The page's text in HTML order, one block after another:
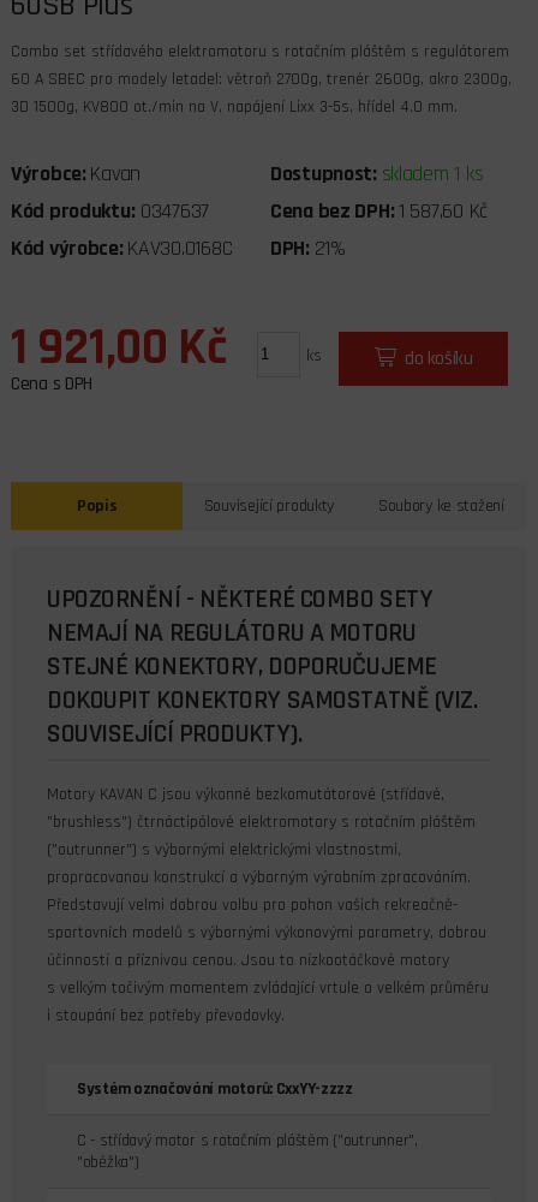
Combo set střídavého elektromotoru s rotačním pláštěm s regulátorem
60 A SBEC pro modely letadel: větroň 2700g, trenér 2600g, akro 2300g,
3D 1500g, KV800 ot./min na V, napájení Lixx 3-5s, hřídel 4.0 mm.
Výrobce: Kavan Dostupnost: skladem 1 ks
Kód produktu: 0347637 Cena bez DPH:1 587,60 Kč
Kód výrobce: KAV30.0168C DPH: 21%
1 921,00 Kč
Cena s DPH
ks do košíku
Popis Související produkty Soubory ke stažení
UPOZORNĚNÍ - NĚKTERÉ COMBO SETY
NEMAJÍ NA REGULÁTORU A MOTORU
STEJNÉ KONEKTORY, DOPORUČUJEME
DOKOUPIT KONEKTORY SAMOSTATNĚ (VIZ.
SOUVISEJÍCÍ PRODUKTY).
Motory KAVAN C jsou výkonné bezkomutátorové (střídavé,
"brushless") čtrnáctipólové elektromotory s rotačním pláštěm
("outrunner") s výbornými elektrickými vlastnostmi,
propracovanou konstrukcí a výborným výrobním zpracováním.
Představují velmi dobrou volbu pro pohon vašich rekreačně-
sportovních modelů s výbornými výkonovými parametry, dobrou
účinností a příznivou cenou. Jsou to nízkootáčkové motory
s velkým točivým momentem zvládající vrtule o velkém průměru
i stoupání bez potřeby převodovky.
Systém označování motorů: CxxYY-zzzz
C - střídavý motor s rotačním pláštěm ("outrunner",
"oběžka")